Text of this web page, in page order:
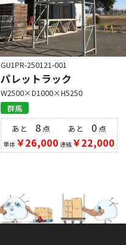
GU1PR-250121-001
パレットラック
W2500×D1000×H5250
群馬
あと 8 点
単体 ￥26,000
あと 0点
連結￥22,000